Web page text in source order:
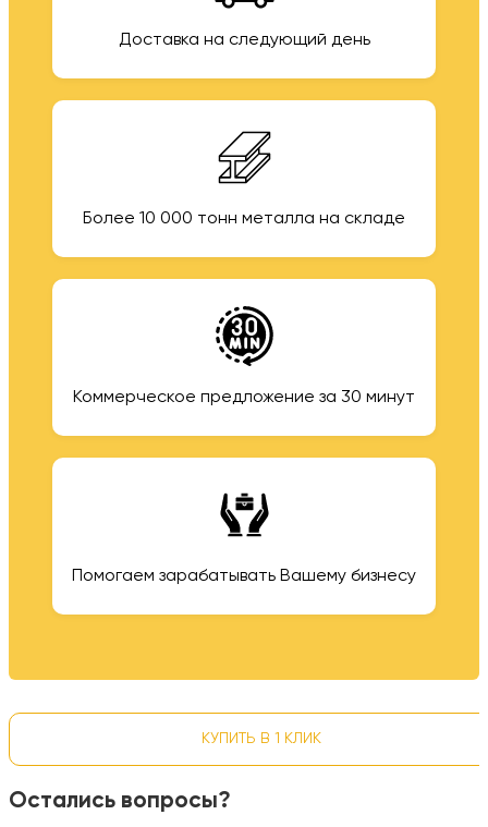
Доставка на следующий день
Более 10 000 тонн металла на складе
Коммерческое предложение за 30 минут
Помогаем зарабатывать Вашему бизнесу
КУПИТЬ В 1 КЛИК
Остались вопросы?